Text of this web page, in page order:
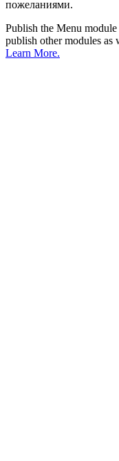
пожеланиями.
Publish the Menu
publish other modules as
Learn More.